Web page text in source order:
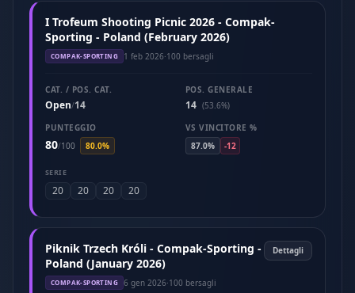
I Trofeum Shooting Picnic 2026 - Compak-
Sporting - Poland (February 2026)
COMPAK-SPORTING 1 feb 2026·100 bersagli
CAT. / POS. CAT.
Open/14
POS. GENERALE
14 (53.6%)
PUNTEGGIO
80/100 80.0%
VS VINCITORE %
87.0%
-12
SERIE
20 20 20 20
Piknik Trzech Króli - Compak-Sporting -
Poland (January 2026)
COMPAK-SPORTING 6 gen 2026·100 bersagli
Dettagli